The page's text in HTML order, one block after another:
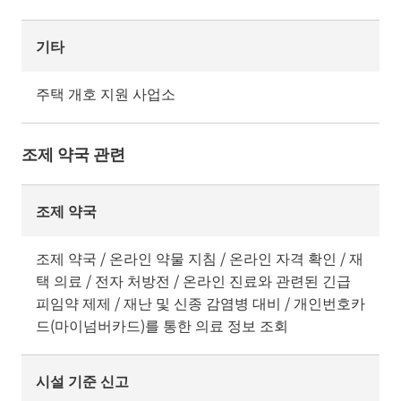
기타
주택 개호 지원 사업소
조제 약국 관련
조제 약국
조제 약국 / 온라인 약물 지침 / 온라인 자격 확인 / 재
택 의료 / 전자 처방전 / 온라인 진료와 관련된 긴급
피임약 제제 / 재난 및 신종 감염병 대비 / 개인번호카
드(마이넘버카드)를 통한 의료 정보 조회
시설 기준 신고